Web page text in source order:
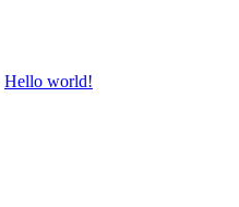
Hello world!